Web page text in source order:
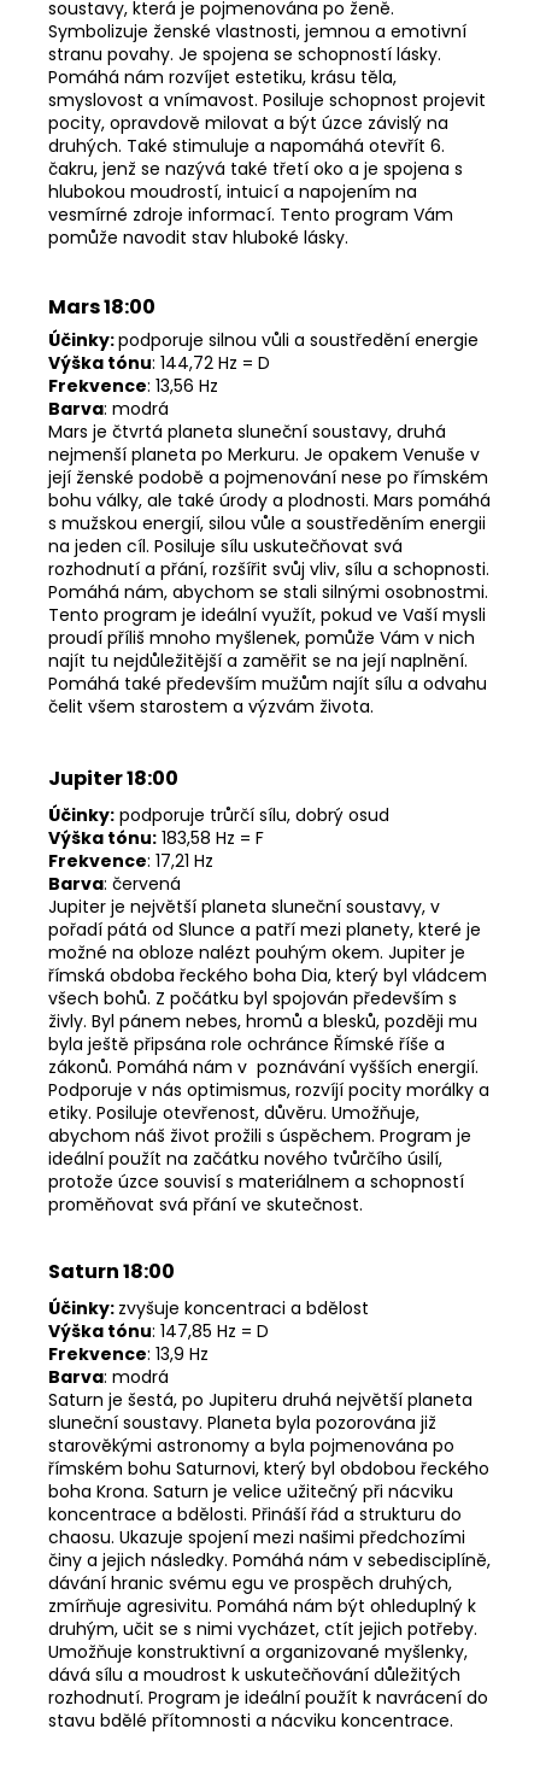
soustavy, která je pojmenována po ženě.
Symbolizuje ženské vlastnosti, jemnou a emotivní
stranu povahy. Je spojena se schopností lásky.
Pomáhá nám rozvíjet estetiku, krásu těla,
smyslovost a vnímavost. Posiluje schopnost projevit
pocity, opravdově milovat a být úzce závislý na
druhých. Také stimuluje a napomáhá otevřít 6.
čakru, jenž se nazývá také třetí oko a je spojena s
hlubokou moudrostí, intuicí a napojením na
vesmírné zdroje informací. Tento program Vám
pomůže navodit stav hluboké lásky.
Mars 18:00
Účinky:podporuje silnou vůli a soustředění energie
Výška tónu: 144,72 Hz = D
Frekvence: 13,56 Hz
Barva: modrá
Mars je čtvrtá planeta sluneční soustavy, druhá
nejmenší planeta po Merkuru. Je opakem Venuše v
její ženské podobě a pojmenování nese po římském
bohu války, ale také úrody a plodnosti. Mars pomáhá
s mužskou energií, silou vůle a soustředěním energii
na jeden cíl. Posiluje sílu uskutečňovat svá
rozhodnutí a přání, rozšířit svůj vliv, sílu a schopnosti.
Pomáhá nám, abychom se stali silnými osobnostmi.
Tento program je ideální využít, pokud ve Vaší mysli
proudí příliš mnoho myšlenek, pomůže Vám v nich
najít tu nejdůležitější a zaměřit se na její naplnění.
Pomáhá také především mužům najít sílu a odvahu
čelit všem starostem a výzvám života.
Jupiter 18:00
Účinky: podporuje trůrčí sílu, dobrý osud
Výška tónu: 183,58 Hz = F
Frekvence: 17,21 Hz
Barva: červená
Jupiter je největší planeta sluneční soustavy, v
pořadí pátá od Slunce a patří mezi planety, které je
možné na obloze nalézt pouhým okem. Jupiter je
římská obdoba řeckého boha Dia, který byl vládcem
všech bohů. Z počátku byl spojován především s
živly. Byl pánem nebes, hromů a blesků, později mu
byla ještě připsána role ochránce Římské říše a
zákonů. Pomáhá nám v poznávání vyšších energií.
Podporuje v nás optimismus, rozvíjí pocity morálky a
etiky. Posiluje otevřenost, důvěru. Umožňuje,
abychom náš život prožili s úspěchem. Program je
ideální použít na začátku nového tvůrčího úsilí,
protože úzce souvisí s materiálnem a schopností
proměňovat svá přání ve skutečnost.
Saturn 18:00
Účinky: zvyšuje koncentraci a bdělost
Výška tónu: 147,85 Hz = D
Frekvence: 13,9 Hz
Barva: modrá
Saturn je šestá, po Jupiteru druhá největší planeta
sluneční soustavy. Planeta byla pozorována již
starověkými astronomy a byla pojmenována po
římském bohu Saturnovi, který byl obdobou řeckého
boha Krona. Saturn je velice užitečný při nácviku
koncentrace a bdělosti. Přináší řád a strukturu do
chaosu. Ukazuje spojení mezi našimi předchozími
činy a jejich následky. Pomáhá nám v sebedisciplíně,
dávání hranic svému egu ve prospěch druhých,
zmírňuje agresivitu. Pomáhá nám být ohleduplný k
druhým, učit se s nimi vycházet, ctít jejich potřeby.
Umožňuje konstruktivní a organizované myšlenky,
dává sílu a moudrost k uskutečňování důležitých
rozhodnutí. Program je ideální použít k navrácení do
stavu bdělé přítomnosti a nácviku koncentrace.